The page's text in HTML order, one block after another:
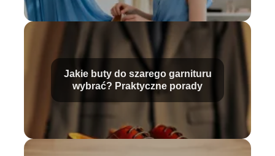
Jakie buty do szarego garnituru
wybrać? Praktyczne porady